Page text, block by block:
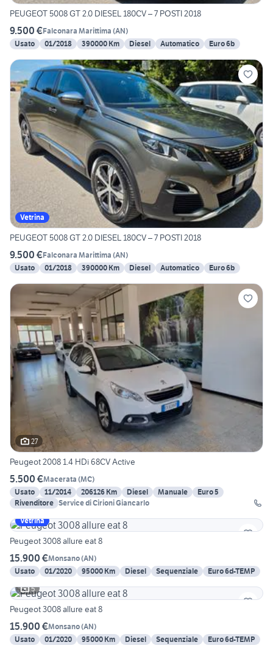
PEUGEOT 5008 GT 2.0 DIESEL 180CV – 7 POSTI 2018
9.500 €Falconara Marittima (AN)
Usato
01/2018 390000 Km Diesel Automatico Euro 6b
Vetrina
PEUGEOT 5008 GT 2.0 DIESEL 180CV – 7 POSTI 2018
9.500 €Falconara Marittima (AN)
Usato
01/2018 390000 Km Diesel Automatico Euro 6b
27
Peugeot 2008 1.4 HDi 68CV Active
5.500 €Macerata (MC)
Usato
11/2014 206126 Km Diesel Manuale
Euro 5
Rivenditore Service di Cirioni Giancarlo
Vetrina
Peugeot 3008 allure eat 8
15.900 €Monsano(AN)
Usato
01/2020 95000 Km Diesel Sequenziale
Euro 6d-TEMP
5
Peugeot 3008 allure eat 8
15.900 €Monsano(AN)
Usato
01/2020 95000 Km Diesel Sequenziale
Euro 6d-TEMP